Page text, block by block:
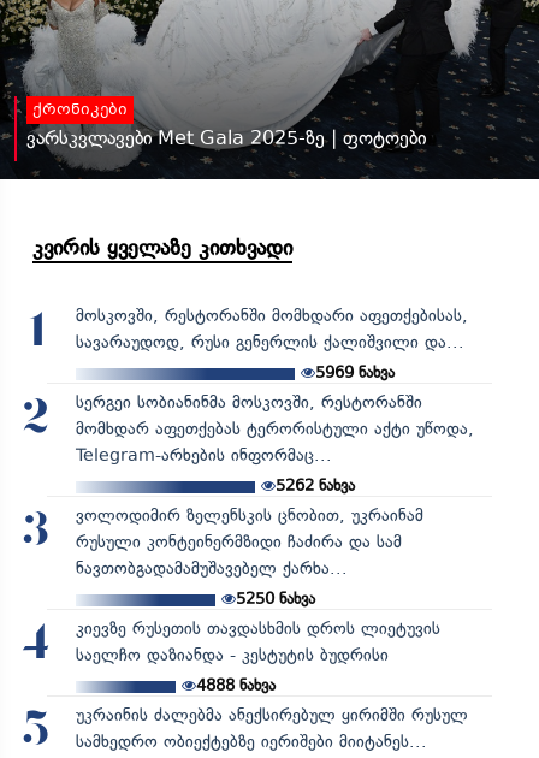
ქრონიკები
ვარსკვლავები Met Gala 2025-ზე | ფოტოები
კვირის ყველაზე კითხვადი
1
მოსკოვში, რესტორანში მომხდარი აფეთქებისას,
სავარაუდოდ, რუსი გენერლის ქალიშვილი და...
5969 ნახვა
2
სერგეი სობიანინმა მოსკოვში, რესტორანში
მომხდარ აფეთქებას ტერორისტული აქტი უწოდა,
Telegram-არხების ინფორმაც...
5262ნახვა
3
ვოლოდიმირ ზელენსკის ცნობით, უკრაინამ
რუსული კონტეინერმზიდი ჩაძირა და სამ
ნავთობგადამამუშავებელ ქარხა...
5250ნახვა
4
კიევზე რუსეთის თავდასხმის დროს ლიეტუვის
საელჩო დაზიანდა - კესტუტის ბუდრისი
4888ნახვა
5
უკრაინის ძალებმა ანექსირებულ ყირიმში რუსულ
სამხედრო ობიექტებზე იერიშები მიიტანეს...